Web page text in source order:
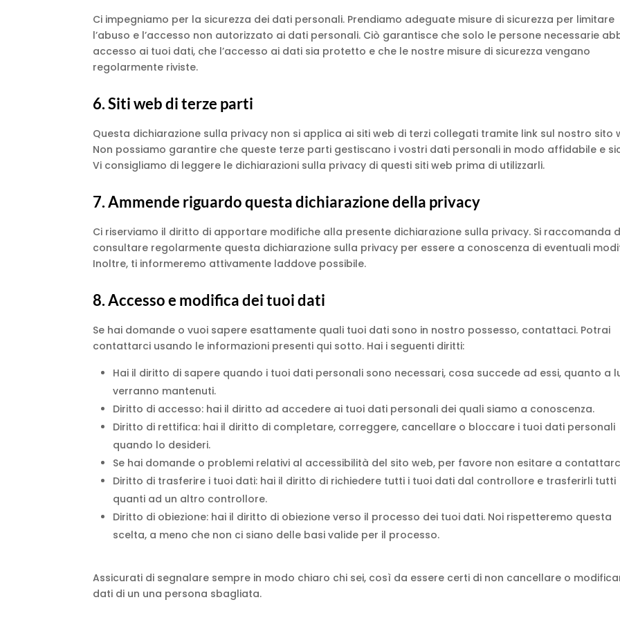
Ci impegniamo per la sicurezza dei dati personali. Prendiamo adeguate misure di sicurezza per limitare
l’abuso e l’accesso non autorizzato ai dati personali. Ciò garantisce che solo le persone necessarie
accesso ai tuoi dati, che l’accesso ai dati sia protetto e che le nostre misure di sicurezza vengano
regolarmente riviste.
6. Siti web di terze parti
Questa dichiarazione sulla privacy non si applica ai siti web di terzi collegati tramite link sul nostro sito
Non possiamo garantire che queste terze parti gestiscano i vostri dati personali in modo affidabile e
Vi consigliamo di leggere le dichiarazioni sulla privacy di questi siti web prima di utilizzarli.
7. Ammende riguardo questa dichiarazione della privacy
Ci riserviamo il diritto di apportare modifiche alla presente dichiarazione sulla privacy. Si raccomanda
consultare regolarmente questa dichiarazione sulla privacy per essere a conoscenza di eventuali
Inoltre, ti informeremo attivamente laddove possibile.
8. Accesso e modifica dei tuoi dati
Se hai domande o vuoi sapere esattamente quali tuoi dati sono in nostro possesso, contattaci. Potrai
contattarci usando le informazioni presenti qui sotto. Hai i seguenti diritti:
Hai il diritto di sapere quando i tuoi dati personali sono necessari, cosa succede ad essi, quanto a
verranno mantenuti.
Diritto di accesso: hai il diritto ad accedere ai tuoi dati personali dei quali siamo a conoscenza.
Diritto di rettifica: hai il diritto di completare, correggere, cancellare o bloccare i tuoi dati personali
quando lo desideri.
Se hai domande o problemi relativi al accessibilità del sito web, per favore non esitare a
Diritto di trasferire i tuoi dati: hai il diritto di richiedere tutti i tuoi dati dal controllore e trasferirli tutti
quanti ad un altro controllore.
Diritto di obiezione: hai il diritto di obiezione verso il processo dei tuoi dati. Noi rispetteremo questa
scelta, a meno che non ci siano delle basi valide per il processo.
Assicurati di segnalare sempre in modo chiaro chi sei, così da essere certi di non cancellare o
dati di un una persona sbagliata.